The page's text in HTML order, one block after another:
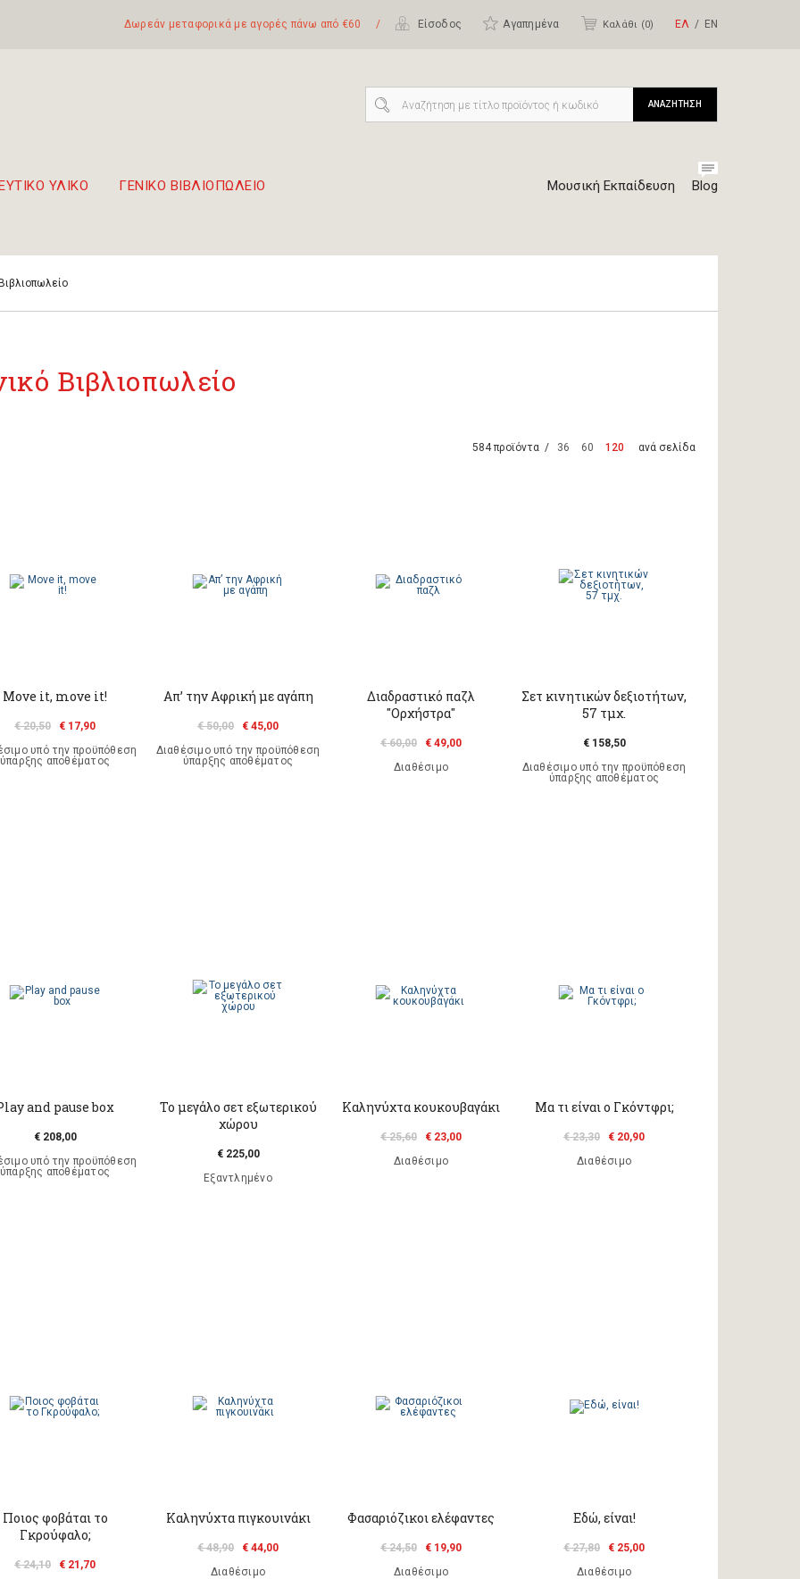
Δωρεάν μεταφορικά με αγορές πάνω από €60 / Είσοδος Αγαπημένα Καλάθι (0) ΕΛ ΕΝ
ΥΛΙΚΟ ΓΕΝΙΚΟ ΒΙΒΛΙΟΠΩΛΕΙΟ Μουσική Εκπαίδευση Blog
ΑΝΑΖΗΤΗΣΗ
Βιβλιοπωλείο
584 προϊόντα / 36 60 120 ανά σελίδα
Move it, move it!
€ 20,50
€ 17,90
υπό την προϋπόθεση
ύπαρξης αποθέματος
Απ’ την Αφρική με αγάπη
€ 50,00
€ 45,00
Διαθέσιμο υπό την προϋπόθεση
ύπαρξης αποθέματος
Διαδραστικό παζλ
"Ορχήστρα"
€ 60,00
€ 49,00
Διαθέσιμο
Σετ κινητικών δεξιοτήτων,
57 τμχ.
€ 158,50
Διαθέσιμο υπό την προϋπόθεση
ύπαρξης αποθέματος
and pause box
€ 208,00
υπό την προϋπόθεση
ύπαρξης αποθέματος
Το μεγάλο σετ εξωτερικού
χώρου
€ 225,00
Εξαντλημένο
Καληνύχτα κουκουβαγάκι
€ 25,60
€ 23,00
Διαθέσιμο
Μα τι είναι ο Γκόντφρι;
€ 23,30
€ 20,90
Διαθέσιμο
Ποιος φοβάται το
Γκρούφαλο;
€ 24,10
€ 21,70
Καληνύχτα πιγκουινάκι
€ 48,90
€ 44,00
Διαθέσιμο
Φασαριόζικοι ελέφαντες
€ 24,50
€ 19,90
Διαθέσιμο
Εδώ, είναι!
€ 27,80
€ 25,00
Διαθέσιμο